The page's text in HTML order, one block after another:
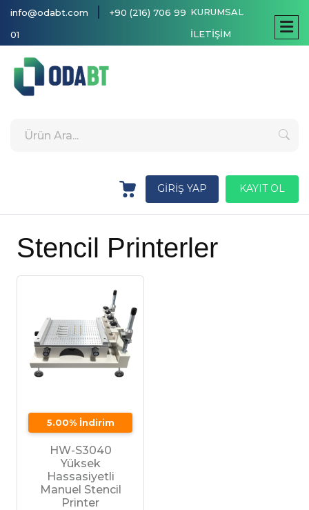
info@odabt.com |
+90 (216) 706 99
01
KURUMSAL
İLETİŞİM
GİRİŞ YAP KAYIT OL
Stencil Printerler
5.00% İndirim
HW-S3040
Yüksek
Hassasiyetli
Manuel Stencil
Printer